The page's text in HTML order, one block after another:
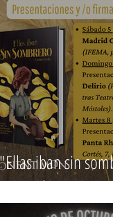
"Ellas iban sin
noviembre